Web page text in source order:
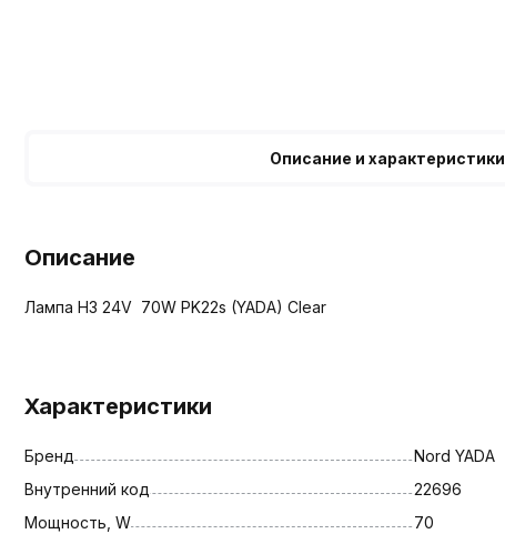
Описание и характеристики
Описание
Лампа H3 24V 70W PK22s (YADA) Clear
Характеристики
Бренд
Nord YADA
Внутренний код
22696
Мощность, W
70